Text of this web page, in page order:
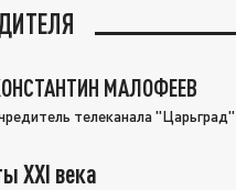
МАЛОФЕЕВ
телеканала "Царьград"
XXI века